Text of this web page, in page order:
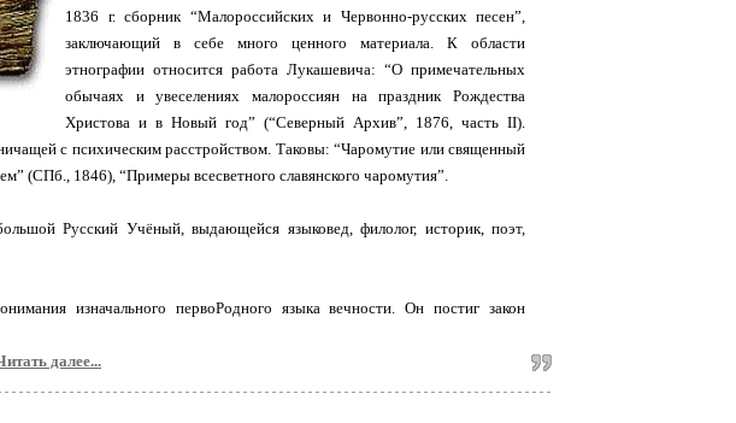
1836 г. сборник “Малороссийских и Червонно-русских песен”,
заключающий в себе много ценного материала. К области
этнографии относится работа Лукашевича: “О примечательных
обычаях и увеселениях малороссиян на праздник Рождества
Христова и в Новый год” (“Северный Архив”, 1876, часть II).
с психическим расстройством. Таковы: “Чаромутие или священный
(СПб., 1846), “Примеры всесветного славянского чаромутия”.
Русский Учёный, выдающейся языковед, филолог, историк, поэт,
изначального первоРодного языка вечности. Он постиг закон
далее...